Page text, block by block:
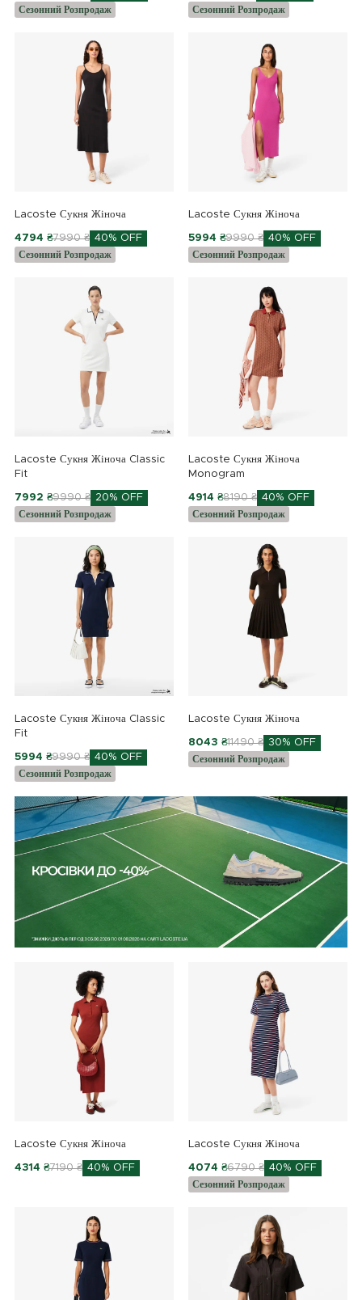
Сезонний Розпродаж Сезонний Розпродаж
Lacoste Сукня Жіноча
4794 ₴7990 ₴ 40% OFF
Сезонний Розпродаж
Lacoste Сукня Жіноча
5994 ₴9990 ₴ 40% OFF
Сезонний Розпродаж
Lacoste Сукня Жіноча Classic
Fit
7992 ₴9990 ₴ 20% OFF
Сезонний Розпродаж
Lacoste Сукня Жіноча
Monogram
4914 ₴8190 ₴ 40% OFF
Сезонний Розпродаж
Lacoste Сукня Жіноча Classic
Fit
5994 ₴9990 ₴ 40% OFF
Сезонний Розпродаж
Lacoste Сукня Жіноча
8043 ₴11490 ₴ 30% OFF
Сезонний Розпродаж
Lacoste Сукня Жіноча
4314 ₴7190 ₴ 40% OFF
Lacoste Сукня Жіноча
4074 ₴6790 ₴ 40% OFF
Сезонний Розпродаж